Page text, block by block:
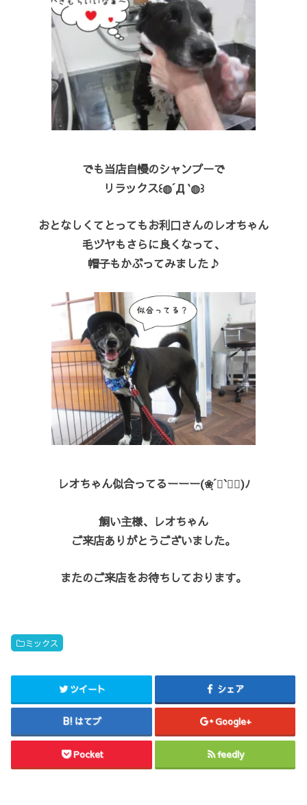
でも当店自慢のシャンプーで
リラックス꒰◍´Д‵◍꒱
おとなしくてとってもお利口さんのレオちゃん
毛ヅヤもさらに良くなって、
帽子もかぶってみました♪
レオちゃん似合ってるーーー(❀ฺ´∀`❀ฺ)ﾉ
飼い主様、レオちゃん
ご来店ありがとうございました。
またのご来店をお待ちしております。
ミックス
ツイート シェア
はてブ Google+
Pocket feedly